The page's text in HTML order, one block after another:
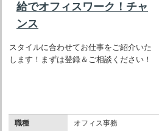
給でオフィスワーク！チャ
ンス
スタイルに合わせてお仕事をご紹介いた
します！まずは登録＆ご相談ください！
職種 オフィス事務